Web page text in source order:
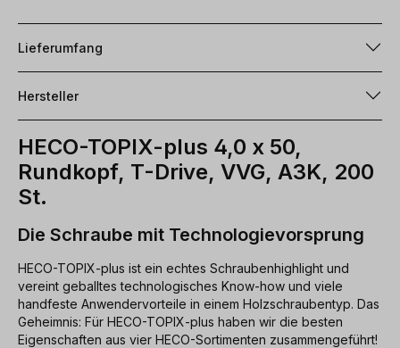
Lieferumfang
Hersteller
HECO-TOPIX-plus 4,0 x 50,
Rundkopf, T-Drive, VVG, A3K, 200
St.
Die Schraube mit Technologievorsprung
HECO-TOPIX-plus ist ein echtes Schraubenhighlight und
vereint geballtes technologisches Know-how und viele
handfeste Anwendervorteile in einem Holzschraubentyp. Das
Geheimnis: Für HECO-TOPIX-plus haben wir die besten
Eigenschaften aus vier HECO-Sortimenten zusammengeführt!